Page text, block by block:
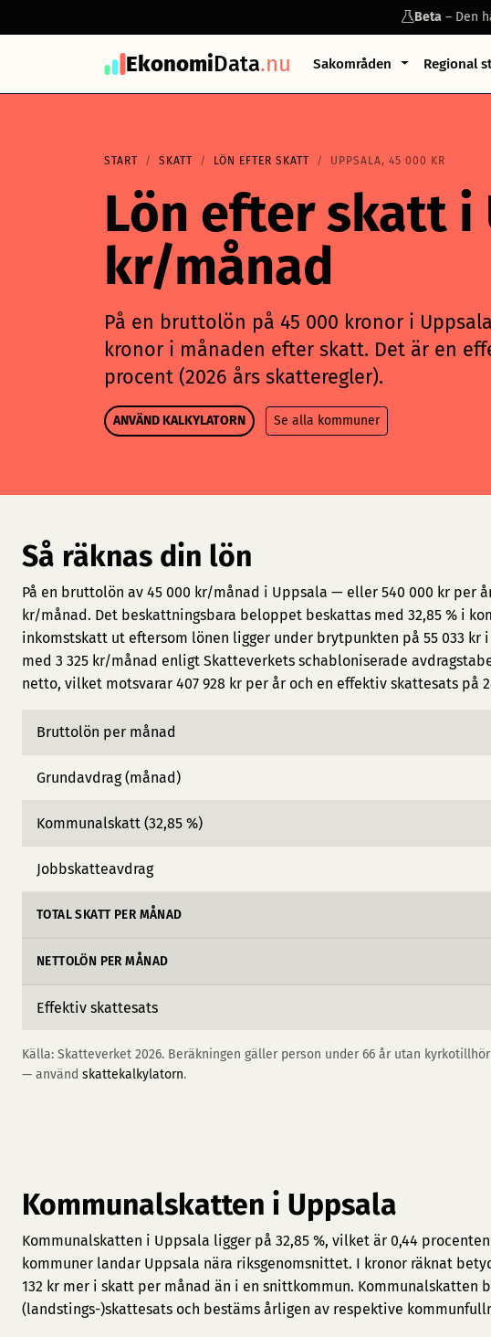
Beta– Den
EkonomiData.nu Sakområden Regional
START SKATT LÖN EFTER SKATT UPPSALA, 45 000 KR
Lön efter skatt i
kr/månad
På en bruttolön på 45 000 kronor i
kronor i månaden efter skatt. Det är en
procent (2026 års skatteregler).
ANVÄND KALKYLATORN Se alla kommuner
Så räknas din lön
På en bruttolön av 45 000 kr/månad i Uppsala — eller 540 000 kr per
kr/månad. Det beskattningsbara beloppet beskattas med 32,85 % i
inkomstskatt ut eftersom lönen ligger under brytpunkten på 55 033 kr
med 3 325 kr/månad enligt Skatteverkets schabloniserade
netto, vilket motsvarar 407 928 kr per år och en effektiv skattesats på
Bruttolön per månad
Grundavdrag (månad)
Kommunalskatt (32,85 %)
Jobbskatteavdrag
TOTAL SKATT PER MÅNAD
NETTOLÖN PER MÅNAD
Effektiv skattesats
Källa: Skatteverket 2026. Beräkningen gäller person under 66 år utan
— använd skattekalkylatorn.
Kommunalskatten i Uppsala
Kommunalskatten i Uppsala ligger på 32,85 %, vilket är 0,44
kommuner landar Uppsala nära riksgenomsnittet. I kronor räknat
132 kr mer i skatt per månad än i en snittkommun. Kommunalskatten
(landstings-)skattesats och bestäms årligen av respektive